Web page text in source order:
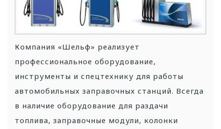
Компания «Шельф» реализует
профессиональное оборудование,
инструменты и спецтехнику для работы
автомобильных заправочных станций. Всегда
в наличие оборудование для раздачи
топлива, заправочные модули, колонки